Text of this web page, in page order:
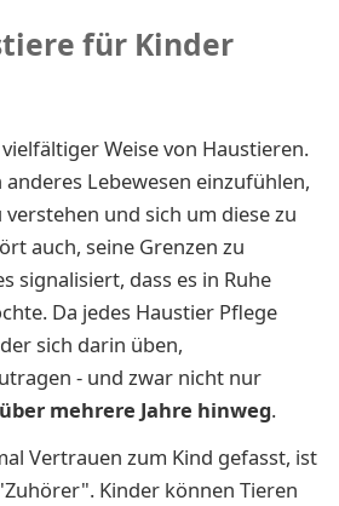
für Kinder
Weise von Haustieren.
anderes Lebewesen einzufühlen,
und sich um diese zu
auch, seine Grenzen zu
signalisiert, dass es in Ruhe
Da jedes Haustier Pflege
sich darin üben,
- und zwar nicht nur
über mehrere Jahre hinweg.
Vertrauen zum Kind gefasst, ist
Kinder können Tieren